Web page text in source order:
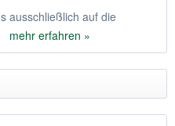
ausschließlich auf die
mehr erfahren »